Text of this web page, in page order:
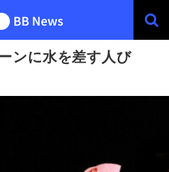
ンに水を差す人び